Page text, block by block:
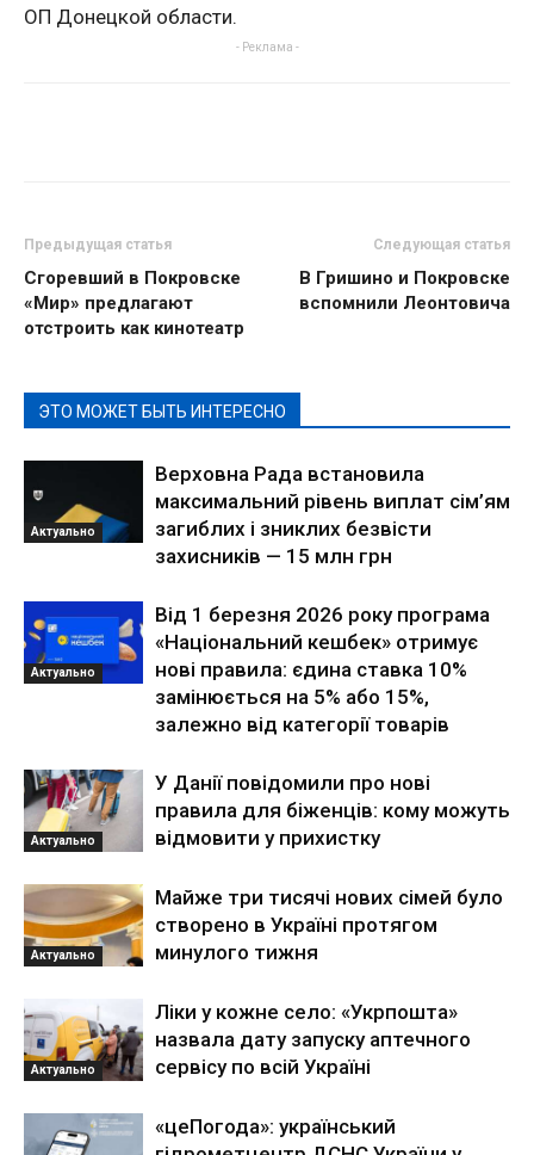
ОП Донецкой области.
- Реклама -
Предыдущая статья
Сгоревший в Покровске
«Мир» предлагают
отстроить как кинотеатр
Следующая статья
В Гришино и Покровске
вспомнили Леонтовича
ЭТО МОЖЕТ БЫТЬ ИНТЕРЕСНО
Актуально
Верховна Рада встановила
максимальний рівень виплат сім’ям
загиблих і зниклих безвісти
захисників — 15 млн грн
Актуально
Від 1 березня 2026 року програма
«Національний кешбек» отримує
нові правила: єдина ставка 10%
замінюється на 5% або 15%,
залежно від категорії товарів
Актуально
У Данії повідомили про нові
правила для біженців: кому можуть
відмовити у прихистку
Актуально
Майже три тисячі нових сімей було
створено в Україні протягом
минулого тижня
Актуально
Ліки у кожне село: «Укрпошта»
назвала дату запуску аптечного
сервісу по всій Україні
«цеПогода»: український